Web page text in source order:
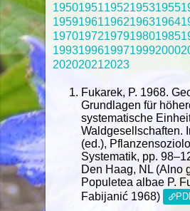
19501951195219531955
19591961196219631964
19701972197919801985
19931996199719992000
202020212023
Fukarek, P. 1968.
Grundlagen für
systematische
Waldgesellschaften.
(ed.),
Systematik, pp.
Den Haag, NL (Alno
Populetea albae P.
Fabijanić 1968)